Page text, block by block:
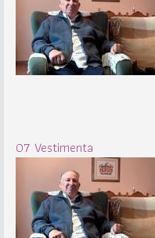
07 Vestimenta